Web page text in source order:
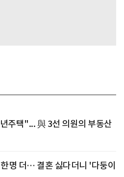
주택"... 與 3선 의원의 부동산
명 더… 결혼 싫다더니 '다둥이